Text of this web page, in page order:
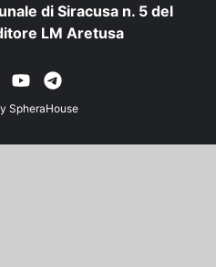
di Siracusa n. 5 del
LM Aretusa
SpheraHouse